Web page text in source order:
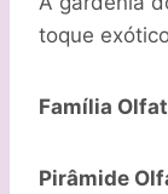
toque
Família
Pirâmide